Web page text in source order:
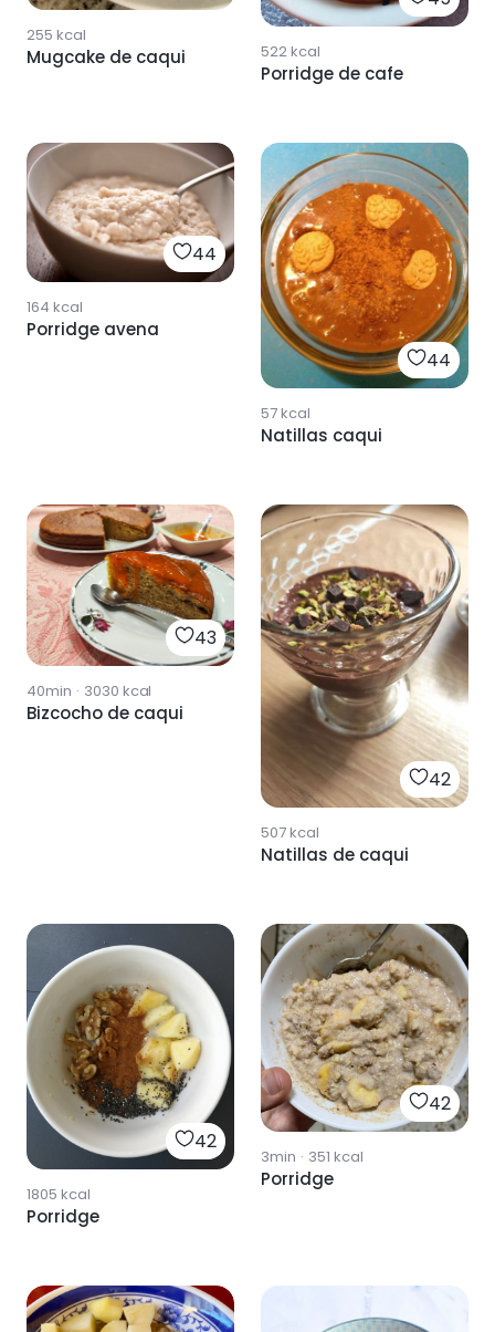
255 kcal
Mugcake de caqui 522kcal
Porridge de cafe
44
164 kcal
Porridge avena
44
57kcal
Natillas caqui
43
40min · 3030 kcal
Bizcocho de caqui
42
507kcal
Natillas de caqui
42
1805 kcal
Porridge
42
3min · 351 kcal
Porridge